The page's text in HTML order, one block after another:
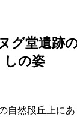
グ堂遺跡
しの姿
自然段丘上に